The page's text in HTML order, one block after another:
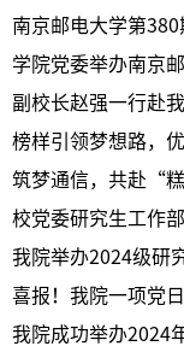
南京邮电大学第
学院党委举办南京
子培训班
副校长赵强一行赴
工作
榜样引领梦想路，
秀学子宣讲团进通
筑梦通信，共赴“
慰问活动圆满举行
校党委研究生工作
学院并召开研究生
我院举办2024级研
会
喜报！我院一项党
校“最佳党日活动”
我院成功举办2024